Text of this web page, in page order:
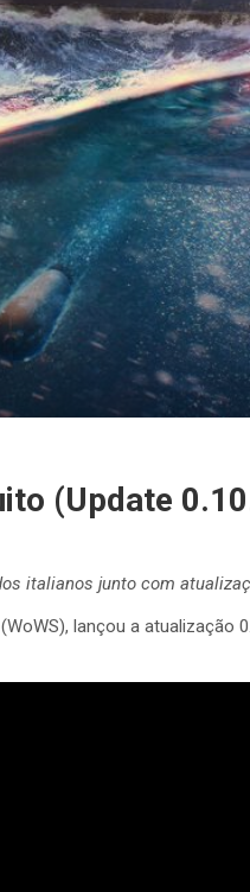
(Update
italianos junto com
lançou a atualização